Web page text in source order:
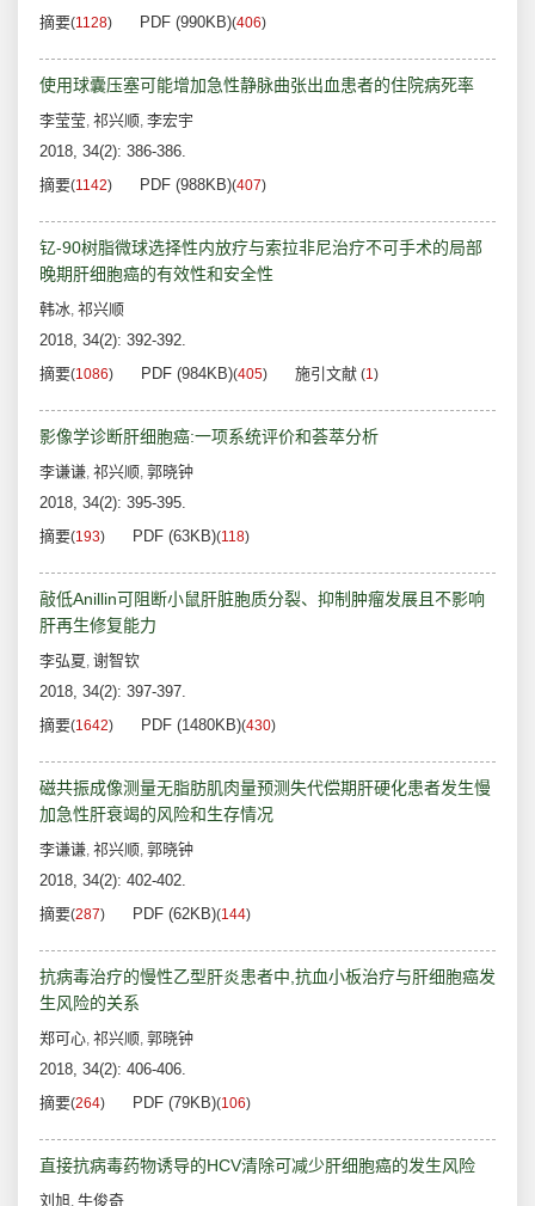
摘要(1128) PDF (990KB)(406)
使用球囊压塞可能增加急性静脉曲张出血患者的住院病死率
李莹莹, 祁兴顺, 李宏宇
2018, 34(2): 386-386.
摘要(1142) PDF (988KB)(407)
钇-90树脂微球选择性内放疗与索拉非尼治疗不可手术的局部
晚期肝细胞癌的有效性和安全性
韩冰, 祁兴顺
2018, 34(2): 392-392.
摘要(1086) PDF (984KB)(405) 施引文献 (1)
影像学诊断肝细胞癌:一项系统评价和荟萃分析
李谦谦, 祁兴顺, 郭晓钟
2018, 34(2): 395-395.
摘要(193) PDF (63KB)(118)
敲低Anillin可阻断小鼠肝脏胞质分裂、抑制肿瘤发展且不影响
肝再生修复能力
李弘夏, 谢智钦
2018, 34(2): 397-397.
摘要(1642) PDF (1480KB)(430)
磁共振成像测量无脂肪肌肉量预测失代偿期肝硬化患者发生慢
加急性肝衰竭的风险和生存情况
李谦谦, 祁兴顺, 郭晓钟
2018, 34(2): 402-402.
摘要(287) PDF (62KB)(144)
抗病毒治疗的慢性乙型肝炎患者中,抗血小板治疗与肝细胞癌发
生风险的关系
郑可心, 祁兴顺, 郭晓钟
2018, 34(2): 406-406.
摘要(264) PDF (79KB)(106)
直接抗病毒药物诱导的HCV清除可减少肝细胞癌的发生风险
刘旭, 牛俊奇